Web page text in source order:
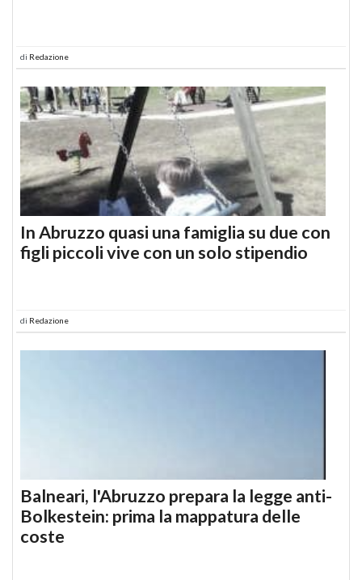
di Redazione
In Abruzzo quasi una famiglia su due con
figli piccoli vive con un solo stipendio
di Redazione
Balneari, l'Abruzzo prepara la legge anti-
Bolkestein: prima la mappatura delle
coste